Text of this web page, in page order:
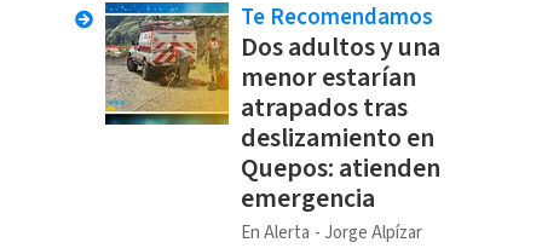
Te Recomendamos
Dos adultos y una
menor estarían
atrapados tras
deslizamiento en
Quepos: atienden
emergencia
En Alerta Jorge Alpízar